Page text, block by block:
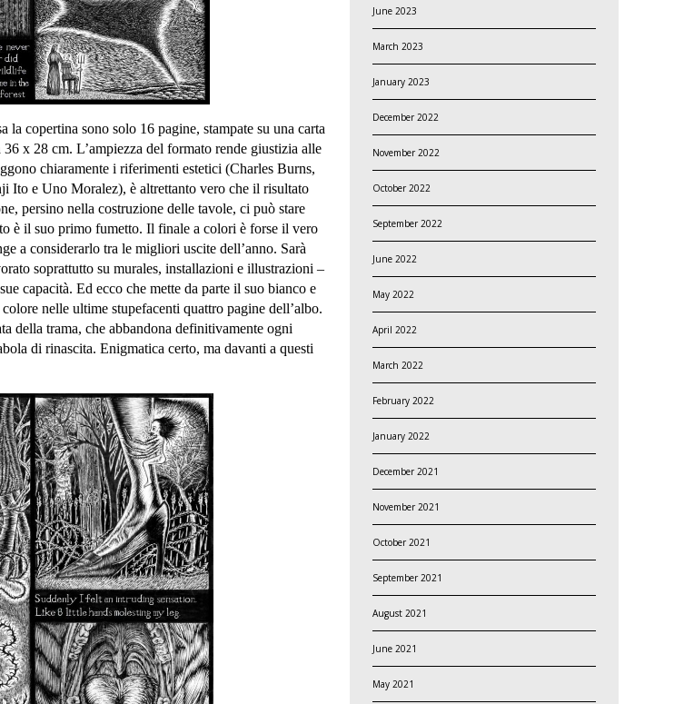
la copertina sono solo 16 pagine, stampate su una carta
x 28 cm. L’ampiezza del formato rende giustizia alle
chiaramente i riferimenti estetici (Charles Burns,
Ito e Uno Moralez), è altrettanto vero che il risultato
persino nella costruzione delle tavole, ci può stare
è il suo primo fumetto. Il finale a colori è forse il vero
a considerarlo tra le migliori uscite dell’anno. Sarà
soprattutto su murales, installazioni e illustrazioni –
capacità. Ed ecco che mette da parte il suo bianco e
nelle ultime stupefacenti quattro pagine dell’albo.
della trama, che abbandona definitivamente ogni
di rinascita. Enigmatica certo, ma davanti a questi
June 2023
March 2023
January 2023
December 2022
November 2022
October 2022
September 2022
June 2022
May 2022
April 2022
March 2022
February 2022
January 2022
December 2021
November 2021
October 2021
September 2021
August 2021
June 2021
May 2021